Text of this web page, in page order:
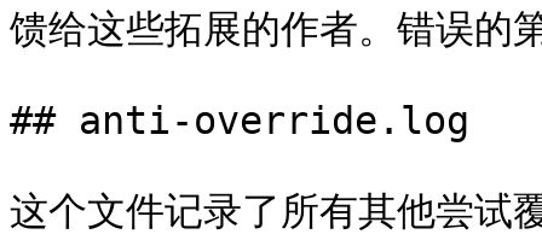
馈给这些拓展的作者。错误的
## anti-override.log
这个文件记录了所有其他尝试